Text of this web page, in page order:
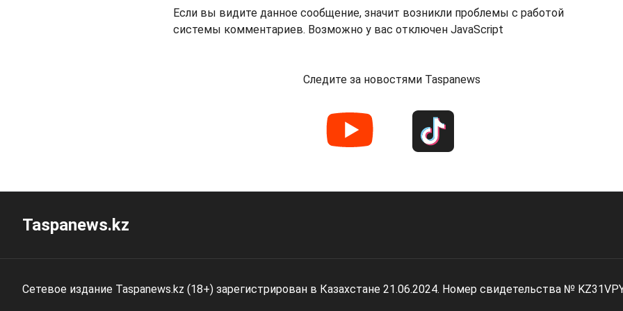
Если вы видите данное сообщение, значит возникли проблемы с работой
системы комментариев. Возможно у вас отключен JavaScript
Следите за новостями Taspanews
Taspanews.kz
Сетевое издание Taspanews.kz (18+) зарегистрирован в Казахстане 21.06.2024. Номер свидетельства №